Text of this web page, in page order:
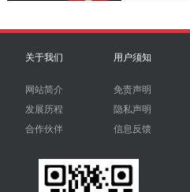
关于我们
网站简介
发展历程
合作伙伴
用户须知
免责声明
隐私声明
信息反馈